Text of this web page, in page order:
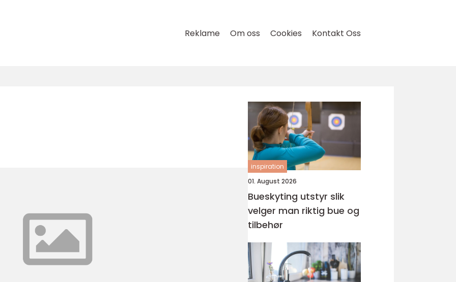
Reklame Om oss Cookies Kontakt Oss
inspiration
01. August 2026
Bueskyting utstyr slik
velger man riktig bue og
tilbehør